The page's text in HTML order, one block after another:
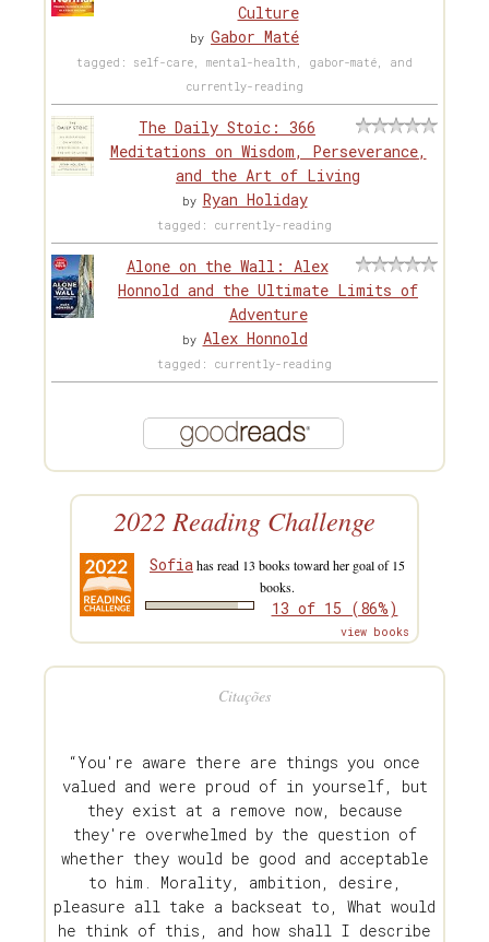
Culture
by Gabor Maté
tagged: self-care, mental-health, gabor-maté, and
currently-reading
The Daily Stoic: 366
Meditations on Wisdom, Perseverance,
and the Art of Living
by Ryan Holiday
tagged: currently-reading
Alone on the Wall: Alex
Honnold and the Ultimate Limits of
Adventure
by Alex Honnold
tagged: currently-reading
2022 Reading Challenge
Sofiahas read 13 books toward her goal of 15
books.
13 of 15 (86%)
view books
Citações
“You're aware there are things you once
valued and were proud of in yourself, but
they exist at a remove now, because
they're overwhelmed by the question of
whether they would be good and acceptable
to him. Morality, ambition, desire,
pleasure all take a backseat to, What would
he think of this, and how shall I describe